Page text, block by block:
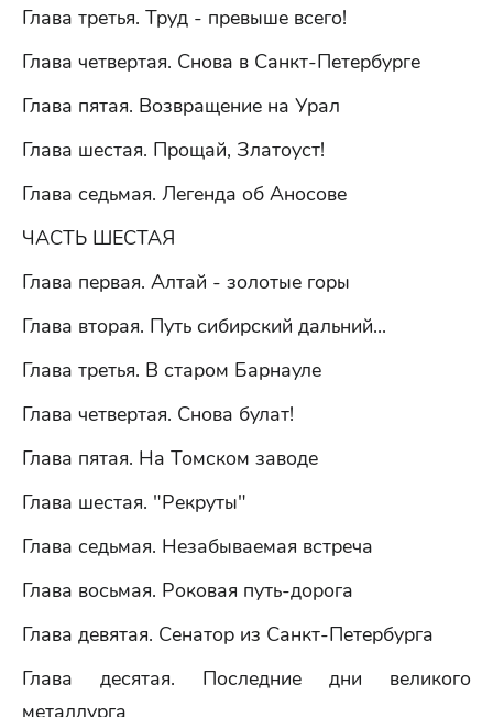
Глава третья. Труд - превыше всего!
Глава четвертая. Снова в Санкт-Петербурге
Глава пятая. Возвращение на Урал
Глава шестая. Прощай, Златоуст!
Глава седьмая. Легенда об Аносове
ЧАСТЬ ШЕСТАЯ
Глава первая. Алтай - золотые горы
Глава вторая. Путь сибирский дальний...
Глава третья. В старом Барнауле
Глава четвертая. Снова булат!
Глава пятая. На Томском заводе
Глава шестая. "Рекруты"
Глава седьмая. Незабываемая встреча
Глава восьмая. Роковая путь-дорога
Глава девятая. Сенатор из Санкт-Петербурга
Глава десятая. Последние дни великого
металлурга